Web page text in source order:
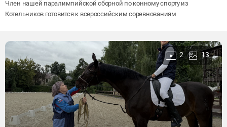
Член нашей паралимпийской сборной по конному спорту из
Котельников готовится к всероссийским соревнованиям
2 13